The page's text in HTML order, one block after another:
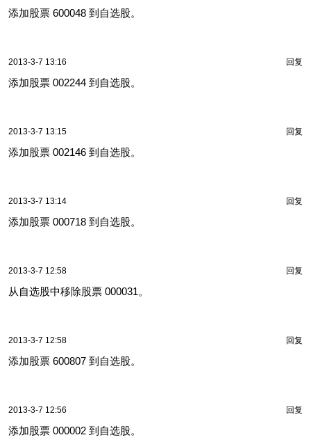
添加股票 600048 到自选股。
2013-3-7 13:16 回复
添加股票 002244 到自选股。
2013-3-7 13:15 回复
添加股票 002146 到自选股。
2013-3-7 13:14 回复
添加股票 000718 到自选股。
2013-3-7 12:58 回复
从自选股中移除股票 000031。
2013-3-7 12:58 回复
添加股票 600807 到自选股。
2013-3-7 12:56 回复
添加股票 000002 到自选股。